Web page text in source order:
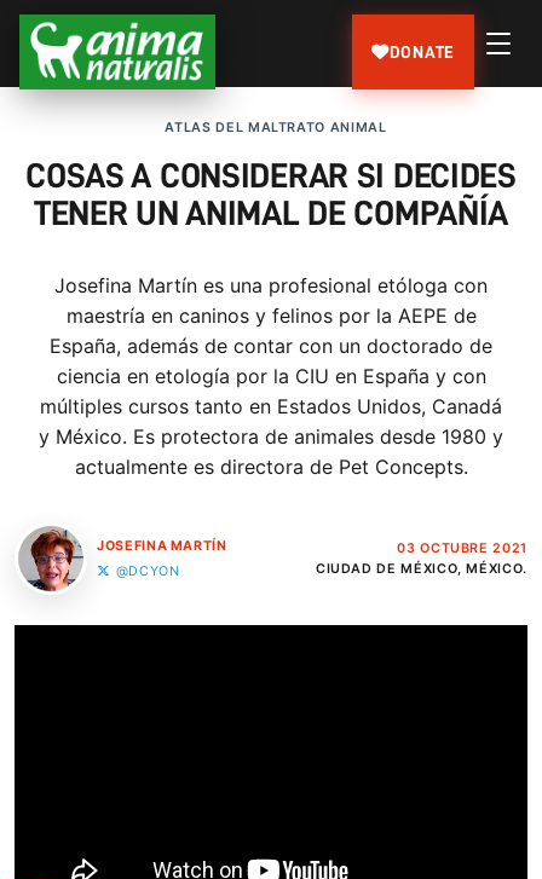
DONATE
ATLAS DEL MALTRATO ANIMAL
COSAS A CONSIDERAR SI DECIDES
TENER UN ANIMAL DE COMPAÑÍA
Josefina Martín es una profesional etóloga con
maestría en caninos y felinos por la AEPE de
España, además de contar con un doctorado de
ciencia en etología por la CIU en España y con
múltiples cursos tanto en Estados Unidos, Canadá
y México. Es protectora de animales desde 1980 y
actualmente es directora de Pet Concepts.
JOSEFINA MARTÍN
@DCYON
03 OCTUBRE 2021
CIUDAD DE MÉXICO, MÉXICO.